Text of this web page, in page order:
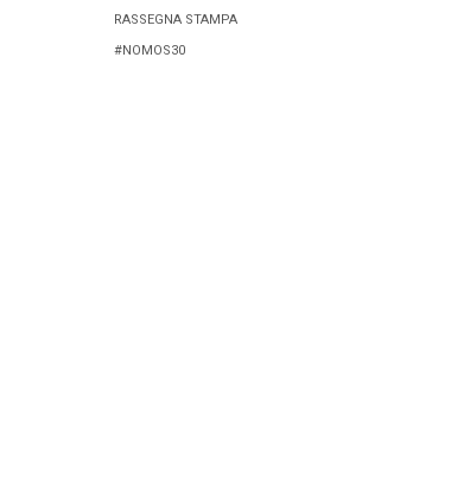
RASSEGNA STAMPA
#NOMOS30